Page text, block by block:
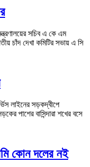
সচিব এ কে এম
চাঁদ দেখা কমিটির সভায় এ সি
লাইনের সড়কদ্বীপে
পাশের বাসিন্দারা শখের বসে
কোন দলের নই